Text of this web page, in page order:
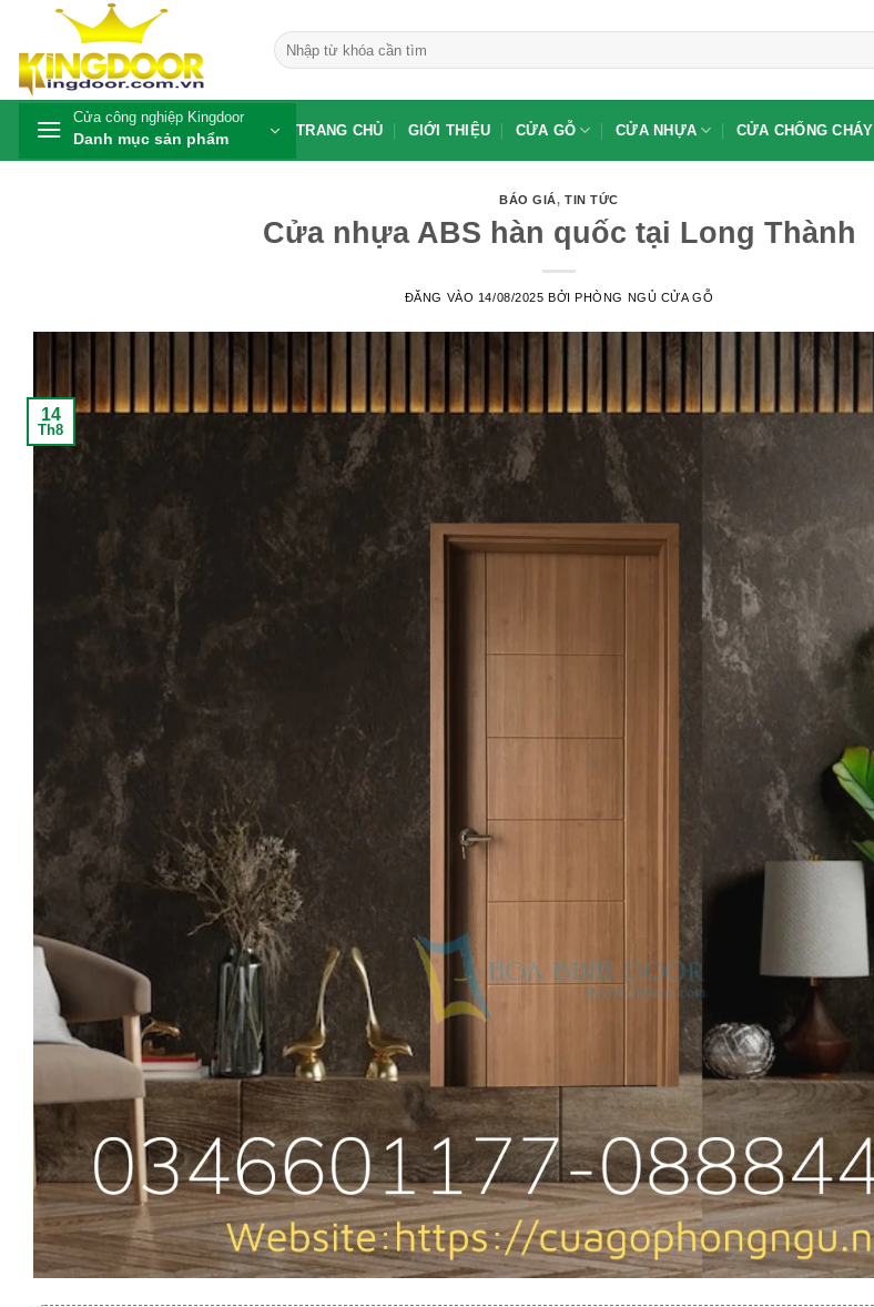
nội
dung
Tìm
kiếm:
Cửa công nghiệp Kingdoor
Danh mục sản phẩm TRANG CHỦ GIỚI THIỆU CỬA GỖ CỬA NHỰA CỬA CHỐNG CHÁY
BÁO GIÁ,TIN TỨC
Cửa nhựa ABS hàn quốc tại Long Thành
ĐĂNG VÀO 14/08/2025 BỞIPHÒNG NGỦ CỬA GỖ
14
Th8